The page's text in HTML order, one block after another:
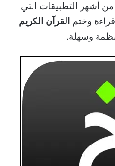
من أشهر التطبيقات التي
وختم القرآن الكريم
وسهلة.